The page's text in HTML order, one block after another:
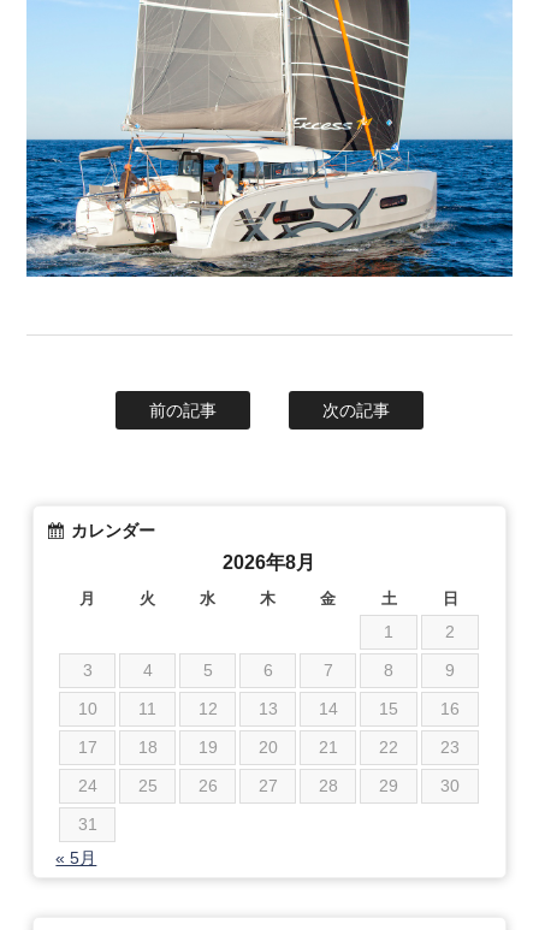
前の記事 次の記事
カレンダー
2026年8月
月 火 水 木 金 土 日
1
2
3
4 5 6 7 8
9
10
11 12 13 14 15
16
17
18 19 20 21 22
23
24
25 26 27 28 29
30
31
« 5月